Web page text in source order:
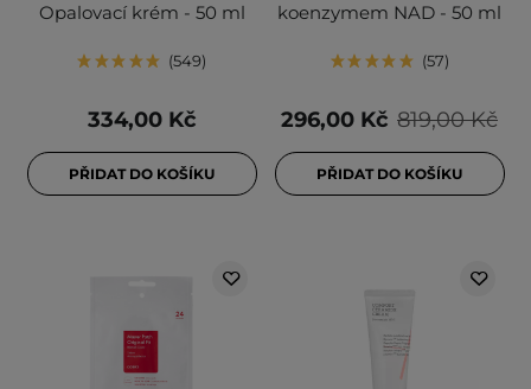
Opalovací krém - 50 ml
549
334,00 Kč
PŘIDAT DO KOŠÍKU
koenzymem NAD - 50 ml
57
819,00 Kč
296,00 Kč
PŘIDAT DO KOŠÍKU